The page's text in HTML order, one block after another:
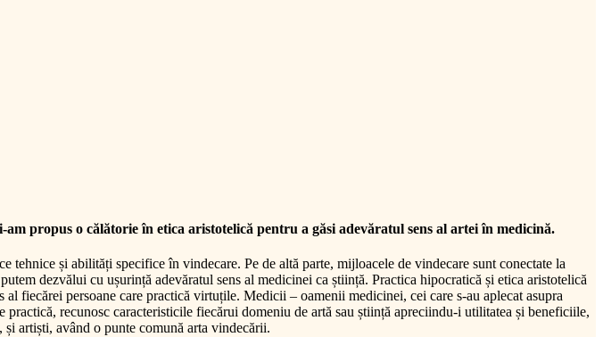
propus o călătorie în etica aristotelică pentru a găsi adevăratul sens al artei în medicină.
și abilități specifice în vindecare. Pe de altă parte, mijloacele de vindecare sunt conectate la
dezvălui cu ușurință adevăratul sens al medicinei ca știință. Practica hipocratică și etica aristotelică
fiecărei persoane care practică virtuțile. Medicii – oamenii medicinei, cei care s-au aplecat asupra
recunosc caracteristicile fiecărui domeniu de artă sau știință apreciindu-i utilitatea și beneficiile,
artiști, având o punte comună arta vindecării.